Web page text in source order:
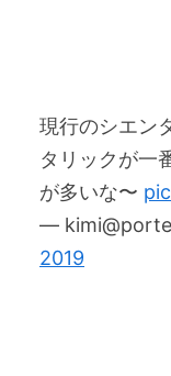
現行のシエン
タリックが一
が多いな〜
—
2019